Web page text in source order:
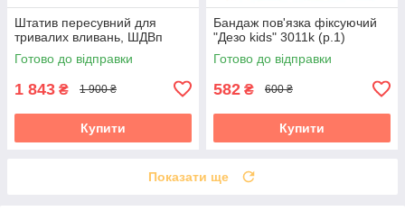
Штатив пересувний для
тривалих вливань, ШДВп
Готово до відправки
1 843 ₴ 1 900 ₴
Купити
Бандаж пов'язка фіксуючий
"Дезо kids" 3011k (р.1)
Готово до відправки
582 ₴ 600 ₴
Купити
Показати ще